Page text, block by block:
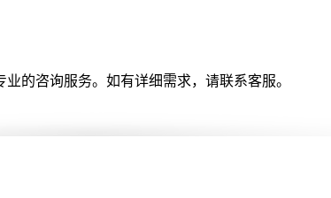
的咨询服务。如有详细需求，请联系客服。